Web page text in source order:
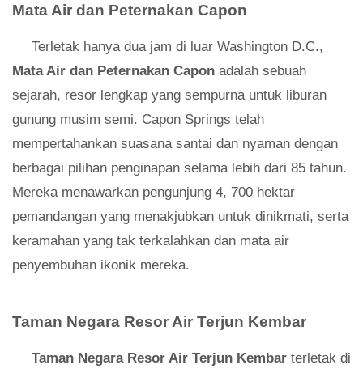
Mata Air dan Peternakan Capon
Terletak hanya dua jam di luar Washington D.C.,
Mata Air dan Peternakan Capon adalah sebuah
sejarah, resor lengkap yang sempurna untuk liburan
gunung musim semi. Capon Springs telah
mempertahankan suasana santai dan nyaman dengan
berbagai pilihan penginapan selama lebih dari 85 tahun.
Mereka menawarkan pengunjung 4, 700 hektar
pemandangan yang menakjubkan untuk dinikmati, serta
keramahan yang tak terkalahkan dan mata air
penyembuhan ikonik mereka.
Taman Negara Resor Air Terjun Kembar
Taman Negara Resor Air Terjun Kembar terletak di